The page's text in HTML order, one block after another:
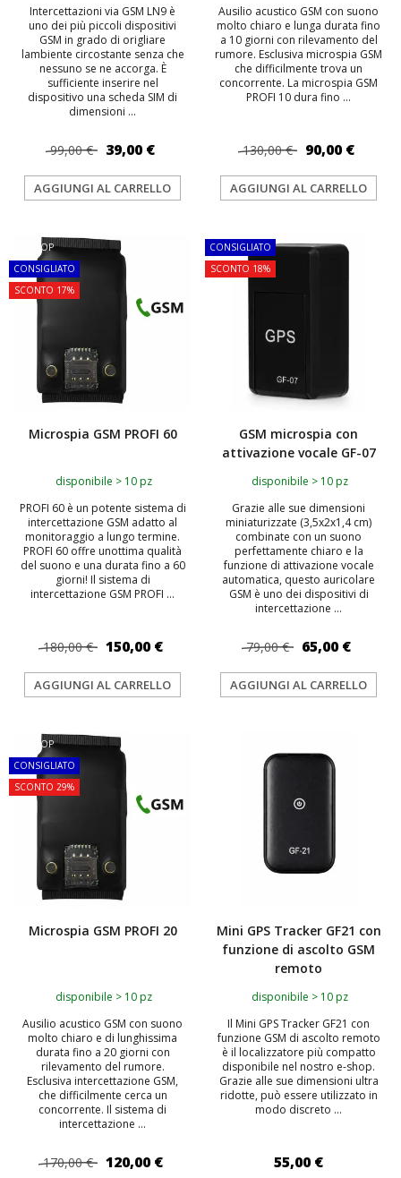
Intercettazioni via GSM LN9 è
uno dei più piccoli dispositivi
GSM in grado di origliare
lambiente circostante senza che
nessuno se ne accorga. È
sufficiente inserire nel
dispositivo una scheda SIM di
dimensioni ...
99,00 € 39,00 €
AGGIUNGI AL CARRELLO
Ausilio acustico GSM con suono
molto chiaro e lunga durata fino
a 10 giorni con rilevamento del
rumore. Esclusiva microspia GSM
che difficilmente trova un
concorrente. La microspia GSM
PROFI 10 dura fino ...
130,00 € 90,00 €
AGGIUNGI AL CARRELLO
TOP
CONSIGLIATO
SCONTO 17%
Microspia GSM PROFI 60
disponibile > 10 pz
PROFI 60 è un potente sistema di
intercettazione GSM adatto al
monitoraggio a lungo termine.
PROFI 60 offre unottima qualità
del suono e una durata fino a 60
giorni! Il sistema di
intercettazione GSM PROFI ...
180,00 € 150,00 €
AGGIUNGI AL CARRELLO
CONSIGLIATO
SCONTO 18%
GSM microspia con
attivazione vocale GF-07
disponibile > 10 pz
Grazie alle sue dimensioni
miniaturizzate (3,5x2x1,4 cm)
combinate con un suono
perfettamente chiaro e la
funzione di attivazione vocale
automatica, questo auricolare
GSM è uno dei dispositivi di
intercettazione ...
79,00 € 65,00 €
AGGIUNGI AL CARRELLO
TOP
CONSIGLIATO
SCONTO 29%
Microspia GSM PROFI 20
disponibile > 10 pz
Ausilio acustico GSM con suono
molto chiaro e di lunghissima
durata fino a 20 giorni con
rilevamento del rumore.
Esclusiva intercettazione GSM,
che difficilmente cerca un
concorrente. Il sistema di
intercettazione ...
170,00 € 120,00 €
Mini GPS Tracker GF21 con
funzione di ascolto GSM
remoto
disponibile > 10 pz
Il Mini GPS Tracker GF21 con
funzione GSM di ascolto remoto
è il localizzatore più compatto
disponibile nel nostro e-shop.
Grazie alle sue dimensioni ultra
ridotte, può essere utilizzato in
modo discreto ...
55,00 €